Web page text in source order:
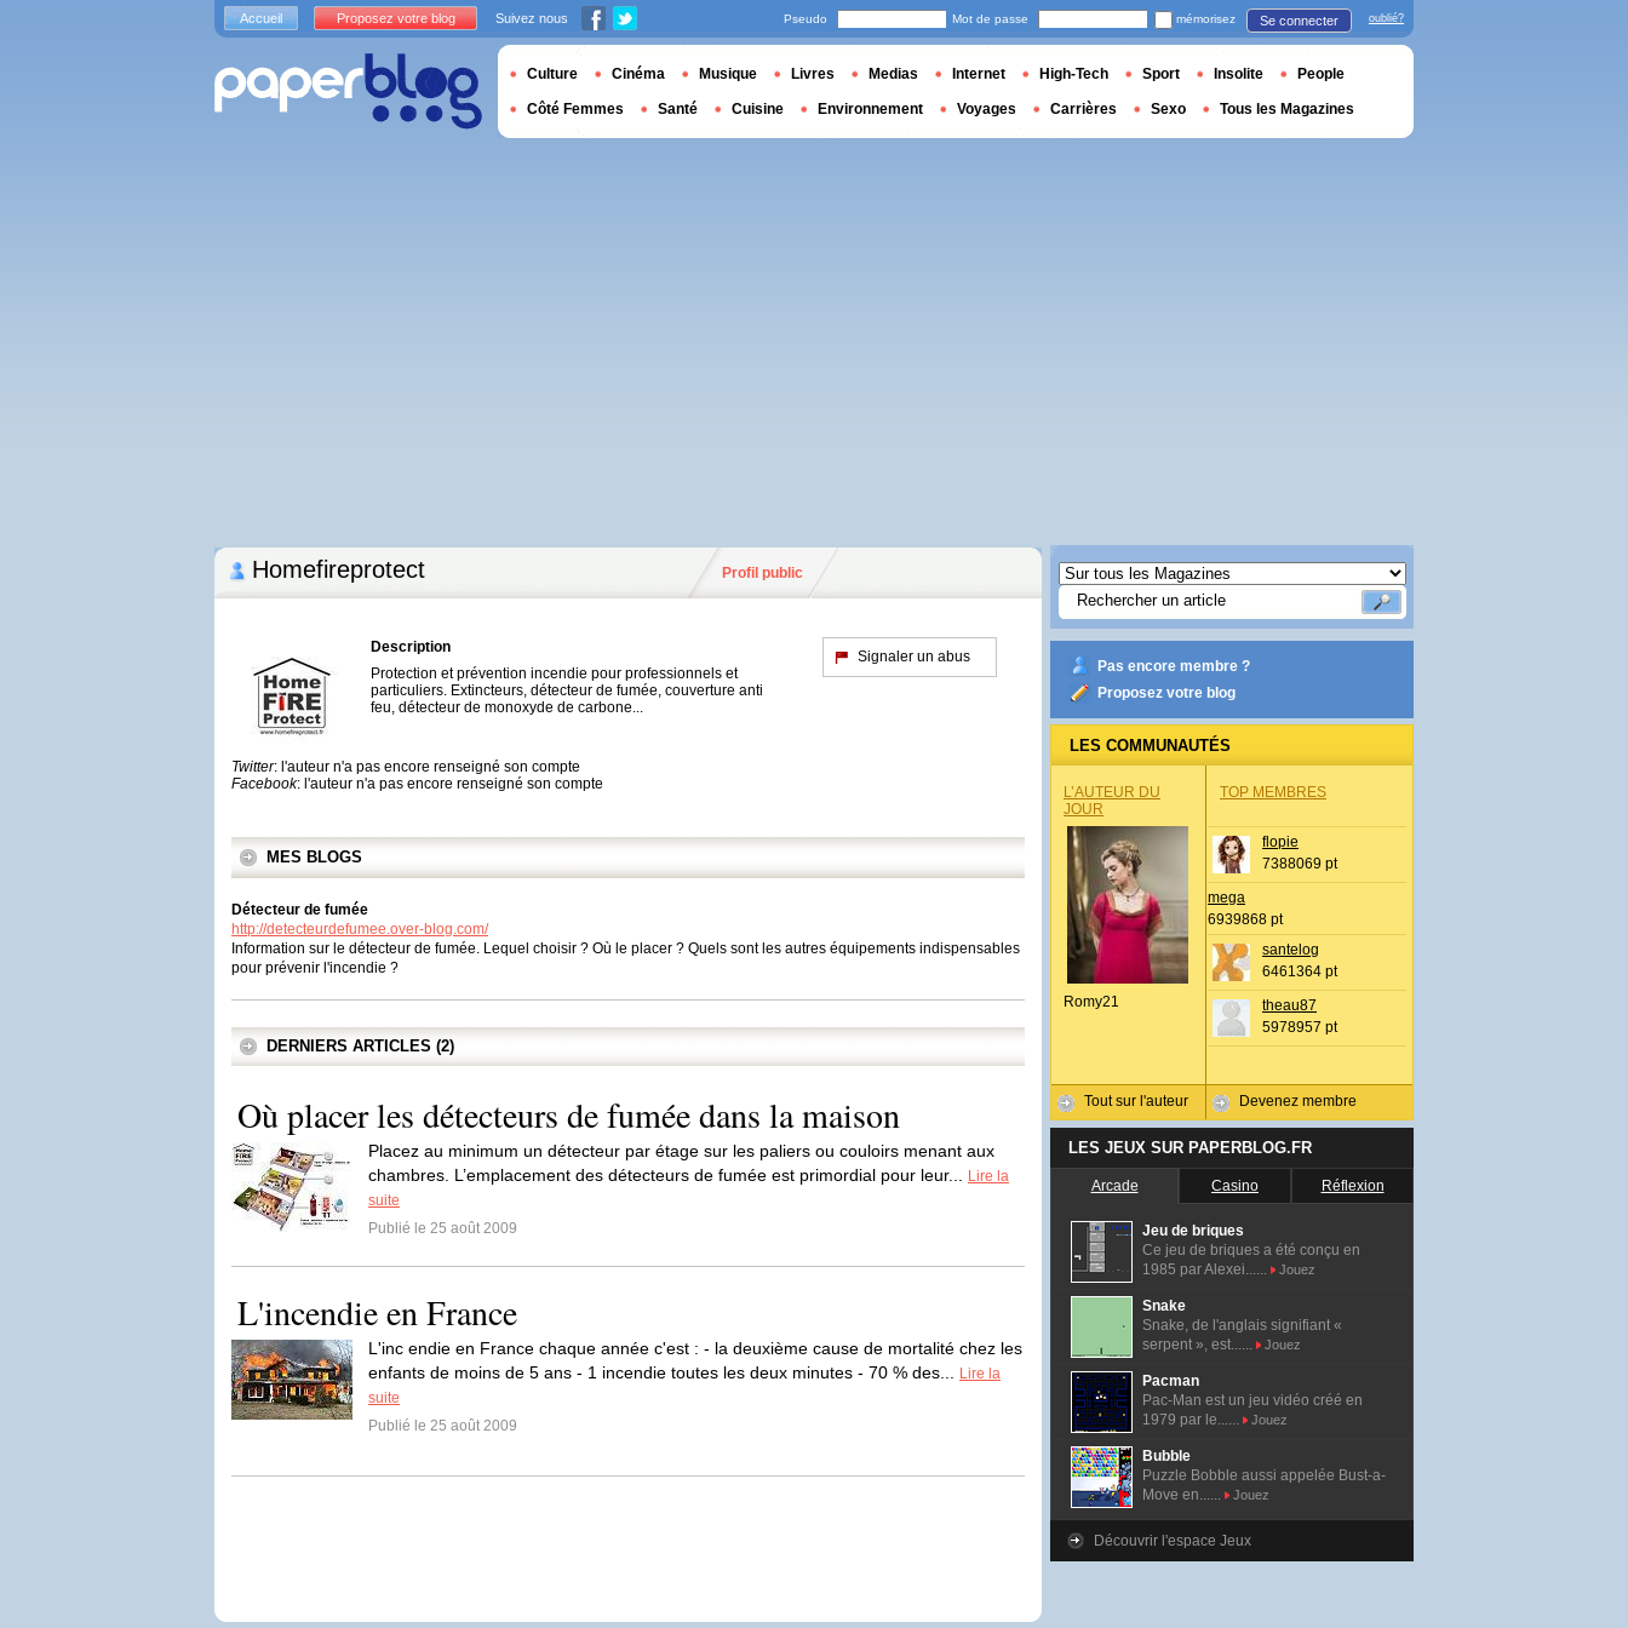
Homefireprotect Profil public
Description
Protection et prévention incendie pour professionnels et
particuliers. Extincteurs, détecteur de fumée, couverture anti
feu, détecteur de monoxyde de carbone...
Twitter: l'auteur n'a pas encore renseigné son compte
Facebook: l'auteur n'a pas encore renseigné son compte
Signaler un abus
MES BLOGS
Détecteur de fumée
http://detecteurdefumee.over-blog.com/
Information sur le détecteur de fumée. Lequel choisir ? Où le placer ? Quels sont les autres équipements indispensables
pour prévenir l'incendie ?
DERNIERS ARTICLES (2)
Où placer les détecteurs de fumée dans la maison
Placez au minimum un détecteur par étage sur les paliers ou couloirs menant aux
chambres. L’emplacement des détecteurs de fumée est primordial pour leur...
Lire la
suite
Publié le 25 août 2009
L'incendie en France
L'inc endie en France chaque année c'est : - la deuxième cause de mortalité chez les
enfants de moins de 5 ans - 1 incendie toutes les deux minutes - 70 % des...
Lire la
suite
Publié le 25 août 2009
Pas encore membre ?
Proposez votre blog
LES COMMUNAUTÉS
L’AUTEUR DU
JOUR
Romy21
Tout sur l'auteur
TOP MEMBRES
flopie
7388069 pt
mega
6939868 pt
santelog
6461364 pt
theau87
5978957 pt
Devenez membre
LES JEUX SUR PAPERBLOG.FR
Arcade Casino Réflexion
Jeu de briques
Ce jeu de briques a été conçu en
1985 par Alexei......
Jouez
Snake
Snake, de l'anglais signifiant «
serpent », est......
Jouez
Pacman
Pac-Man est un jeu vidéo créé en
1979 par le......
Jouez
Bubble
Puzzle Bobble aussi appelée Bust-a-
Move en......
Jouez
Découvrir l'espace Jeux
Accueil Proposez votre blog Suivez nous Pseudo Mot de passe mémorisez Se connecter oublié?
Culture Cinéma Musique Livres Medias Internet High-Tech Sport Insolite People
Côté Femmes Santé Cuisine Environnement Voyages Carrières Sexo Tous les Magazines